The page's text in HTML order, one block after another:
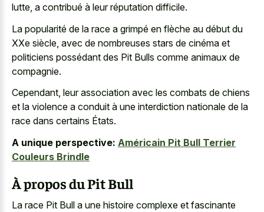
lutte, a contribué à leur réputation difficile.
La popularité de la race a grimpé en flèche au début du
XXe siècle, avec de nombreuses stars de cinéma et
politiciens possédant des Pit Bulls comme animaux de
compagnie.
Cependant, leur association avec les combats de chiens
et la violence a conduit à une interdiction nationale de la
race dans certains États.
A unique perspective: Américain Pit Bull Terrier
Couleurs Brindle
À propos du Pit Bull
La race Pit Bull a une histoire complexe et fascinante